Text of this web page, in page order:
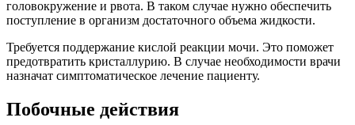
головокружение и рвота. В таком случае нужно обеспечить
поступление в организм достаточного объема жидкости.
Требуется поддержание кислой реакции мочи. Это поможет
предотвратить кристаллурию. В случае необходимости врачи
назначат симптоматическое лечение пациенту.
Побочные действия